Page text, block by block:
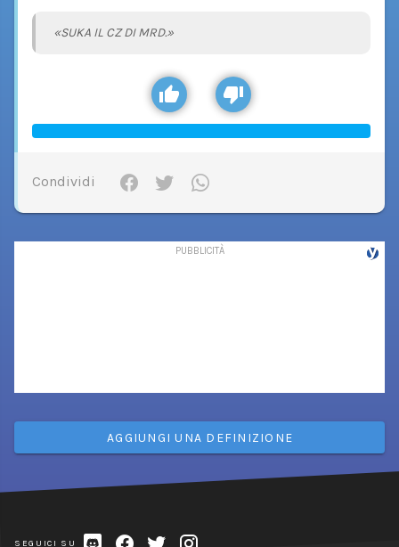
«SUKA IL CZ DI MRD.»
Condividi
AGGIUNGI UNA DEFINIZIONE
SEGUICI SU